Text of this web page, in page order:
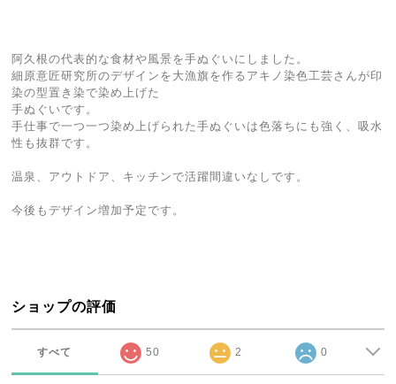
阿久根の代表的な食材や風景を手ぬぐいにしました。
細原意匠研究所のデザインを大漁旗を作るアキノ染色工芸さんが印
染の型置き染で染め上げた
手ぬぐいです。
手仕事で一つ一つ染め上げられた手ぬぐいは色落ちにも強く、吸水
性も抜群です。
温泉、アウトドア、キッチンで活躍間違いなしです。
今後もデザイン増加予定です。
ショップの評価
すべて 50 2 0